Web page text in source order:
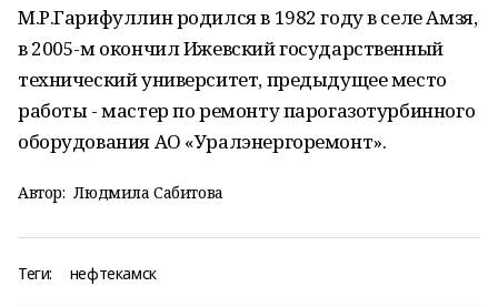
М.Р.Гарифуллин родился в 1982 году в селе Амзя,
в 2005-м окончил Ижевский государственный
технический университет, предыдущее место
работы - мастер по ремонту парогазотурбинного
оборудования АО «Уралэнергоремонт».
Автор: Людмила Сабитова
Теги: нефтекамск